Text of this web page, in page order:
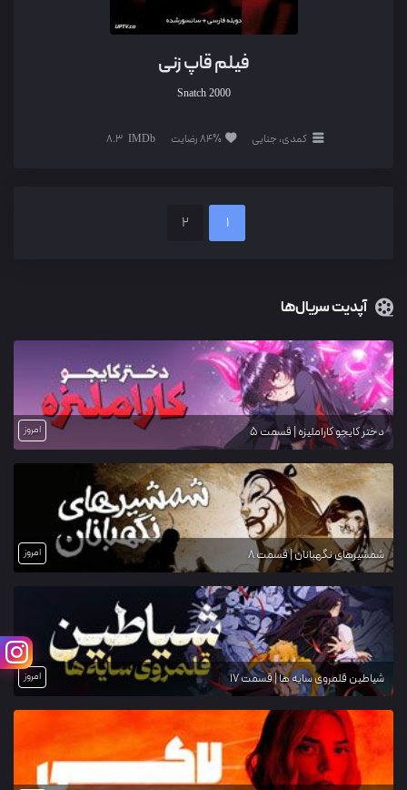
فیلم قاپ زنی
Snatch 2000
کمدی، جنایی 84% رضایت
1
2
آپدیت سریال‌ها
دختر کایجو کاراملیزه | قسمت 5 امروز
شمشیرهای نگهبانان | قسمت 8 امروز
شیاطین قلمروی سایه ها | قسمت 17 امروز